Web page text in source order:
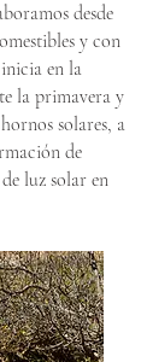
desde
y con
en la
la primavera y
solares, a
de
luz solar en